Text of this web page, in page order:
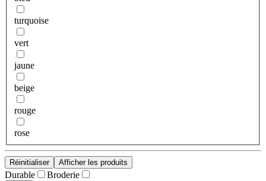
turquoise
vert
jaune
beige
rouge
rose
Réinitialiser Afficher les produits
Durable Broderie